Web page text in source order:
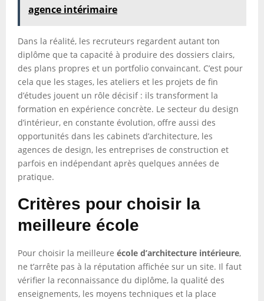
agence intérimaire
Dans la réalité, les recruteurs regardent autant ton
diplôme que ta capacité à produire des dossiers clairs,
des plans propres et un portfolio convaincant. C’est pour
cela que les stages, les ateliers et les projets de fin
d’études jouent un rôle décisif : ils transforment la
formation en expérience concrète. Le secteur du design
d’intérieur, en constante évolution, offre aussi des
opportunités dans les cabinets d’architecture, les
agences de design, les entreprises de construction et
parfois en indépendant après quelques années de
pratique.
Critères pour choisir la
meilleure école
Pour choisir la meilleure école d’architecture intérieure,
ne t’arrête pas à la réputation affichée sur un site. Il faut
vérifier la reconnaissance du diplôme, la qualité des
enseignements, les moyens techniques et la place